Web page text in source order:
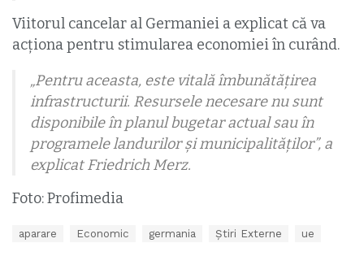
Viitorul cancelar al Germaniei a explicat că va
acționa pentru stimularea economiei în curând.
„Pentru aceasta, este vitală îmbunătăţirea
infrastructurii. Resursele necesare nu sunt
disponibile în planul bugetar actual sau în
programele landurilor şi municipalităţilor”, a
explicat Friedrich Merz.
Foto: Profimedia
aparare Economic germania Știri Externe ue